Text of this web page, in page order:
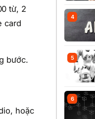
từ, 2
card
bước.
hoặc
4
5
6